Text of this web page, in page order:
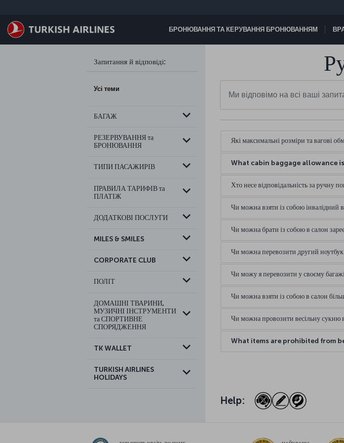
БРОНЮВАННЯ ТА КЕРУВАННЯ БРОНЮВАННЯМ
Запитання й відповіді:
Усі теми
БАГАЖ
РЕЗЕРВУВАННЯ та
БРОНЮВАННЯ
ТИПИ ПАСАЖИРІВ
ПРАВИЛА ТАРИФІВ та
ПЛАТІЖ
ДОДАТКОВІ ПОСЛУГИ
MILES & SMILES
CORPORATE CLUB
ПОЛІТ
ДОМАШНІ ТВАРИНИ,
МУЗИЧНІ ІНСТРУМЕНТИ
та СПОРТИВНЕ
СПОРЯДЖЕННЯ
TK WALLET
TURKISH AIRLINES
HOLIDAYS
Які максимальні розміри та вагові
What cabin baggage allowance
Хто несе відповідальність за ручну
Чи можна взяти із собою інвалідний
Чи можна брати із собою в салон
Чи можна перевозити другий
Чи можу я перевозити у своєму
Чи можна взяти із собою в салон
Чи можна провозити весільну сукню
What items are prohibited from
Help: